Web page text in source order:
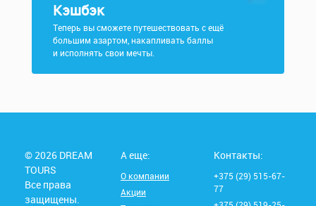
Кэшбэк
Теперь вы сможете путешествовать с ещё
большим азартом, накапливать баллы
и исполнять свои мечты.
© 2026 DREAM
TOURS
Все права
защищены.
А еще:
О компании
Акции
Контакты:
+375 (29) 515-67-
77